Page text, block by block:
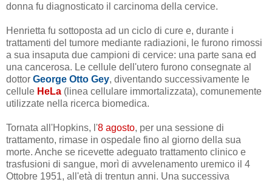
donna fu diagnosticato il carcinoma della cervice.
Henrietta fu sottoposta ad un ciclo di cure e, durante i
trattamenti del tumore mediante radiazioni, le furono rimossi
a sua insaputa due campioni di cervice: una parte sana ed
una cancerosa. Le cellule dell'utero furono consegnate al
dottor George Otto Gey, diventando successivamente le
cellule HeLa (linea cellulare immortalizzata), comunemente
utilizzate nella ricerca biomedica.
Tornata all'Hopkins, l'8 agosto, per una sessione di
trattamento, rimase in ospedale fino al giorno della sua
morte. Anche se ricevette adeguato trattamento clinico e
trasfusioni di sangue, morì di avvelenamento uremico il 4
Ottobre 1951, all'età di trentun anni. Una successiva